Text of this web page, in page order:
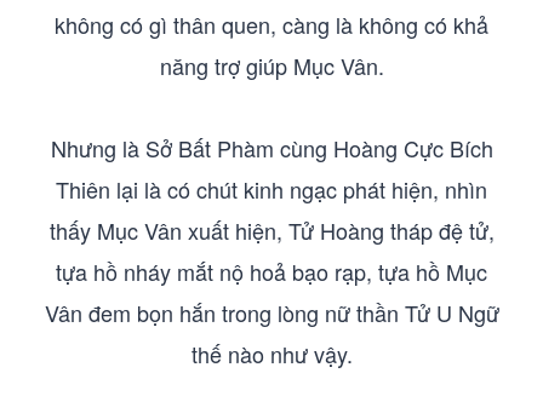
không có gì thân quen, càng là không có khả
năng trợ giúp Mục Vân.
Nhưng là Sở Bất Phàm cùng Hoàng Cực Bích
Thiên lại là có chút kinh ngạc phát hiện, nhìn
thấy Mục Vân xuất hiện, Tử Hoàng tháp đệ tử,
tựa hồ nháy mắt nộ hoả bạo rạp, tựa hồ Mục
Vân đem bọn hắn trong lòng nữ thần Tử U Ngữ
thế nào như vậy.